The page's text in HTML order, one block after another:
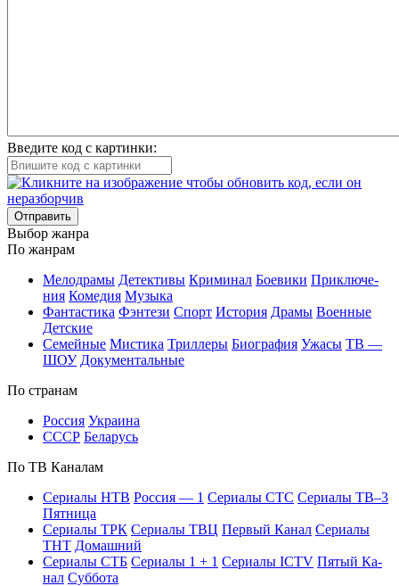
Введите код с картинки:
Отправить
Вы­бор жан­ра
По жан­рам
Ме­ло­дра­мы Де­тек­ти­вы Кри­ми­нал Бое­ви­ки При­клю­че­
ния Ко­ме­дия Му­зы­ка
Фан­та­сти­ка Фэн­те­зи Спорт Ис­то­рия Дра­мы Во­ен­ные
Дет­ские
Се­мей­ные Мис­ти­ка Трил­ле­ры Био­гра­фия Ужа­сы ТВ —
ШОУ До­ку­мен­таль­ные
По стра­нам
Рос­сия Ук­раи­на
СССР Бе­ла­русь
По ТВ Ка­на­лам
Се­риа­лы НТВ Рос­сия — 1 Се­риа­лы СТС Се­риа­лы ТВ–3
Пят­ни­ца
Се­риа­лы ТРК Се­риа­лы ТВЦ Пер­вый Ка­нал Се­риа­лы
ТНТ До­маш­ний
Се­риа­лы СТБ Се­риа­лы 1 + 1 Се­риа­лы ICTV Пя­тый Ка­
нал Суб­бо­та